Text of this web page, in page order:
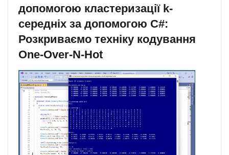
допомогою кластеризації k-
середніх за допомогою C#:
Розкриваємо техніку кодування
One-Over-N-Hot